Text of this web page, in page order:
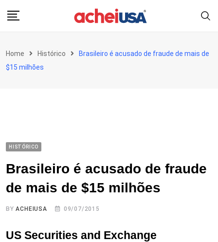
Home Histórico
Brasileiro é acusado de fraude de mais de
$15 milhões
HISTÓRICO
Brasileiro é acusado de fraude
de mais de $15 milhões
BYACHEIUSA 09/07/2015
US Securities and Exchange